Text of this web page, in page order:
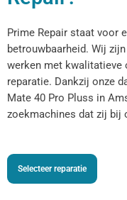
Prime Repair staat voor
betrouwbaarheid. Wij
werken met kwalitatieve
reparatie. Dankzij onze
Mate 40 Pro Pluss in
zoekmachines dat zij bij
Selecteer reparatie